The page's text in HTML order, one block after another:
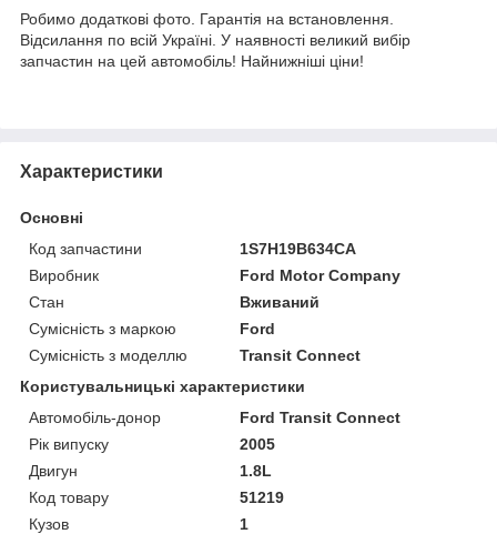
Робимо додаткові фото. Гарантія на встановлення.
Відсилання по всій Україні. У наявності великий вибір
запчастин на цей автомобіль! Найнижніші ціни!
Характеристики
Основні
Код запчастини
1S7H19B634CA
Виробник
Ford Motor Company
Стан
Вживаний
Сумісність з маркою
Ford
Сумісність з моделлю
Transit Connect
Користувальницькі характеристики
Автомобіль-донор
Ford Transit Connect
Рік випуску
2005
Двигун
1.8L
Код товару
51219
Кузов
1